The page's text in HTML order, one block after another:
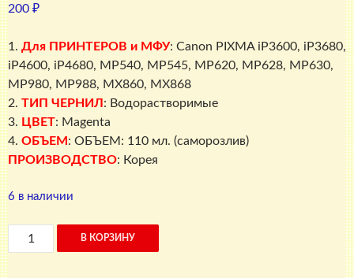
200 ₽
1. Для ПРИНТЕРОВ и МФУ: Canon PIXMA iP3600, iP3680,
iP4600, iP4680, MP540, MP545, MP620, MP628, MP630,
MP980, MP988, MX860, MX868
2. ТИП ЧЕРНИЛ : Водорастворимые
3. ЦВЕТ: Magenta
4. ОБЪЕМ : ОБЪЕМ: 110 мл. (саморозлив)
ПРОИЗВОДСТВО: Корея
6 в наличии
Количество
товара
Чернила
В КОРЗИНУ